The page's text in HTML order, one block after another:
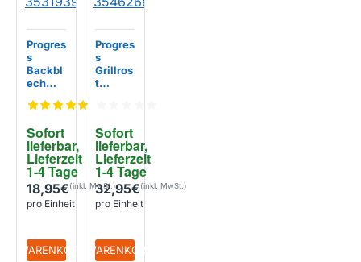
Sofort
lieferbar,
Lieferzeit
1-4 Tage
Progres
s
Backbl
ech
en
22mm
353193
9233
18,95€
pro Einheit
+ WARENKORB
Sofort
lieferbar,
Lieferzeit
1-4 Tage
Progres
s
Grillros
t
70mm
354626
8032
32,95€
pro Einheit
+ WARENKORB